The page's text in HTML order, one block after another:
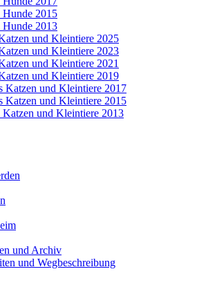
2015
2013
und Kleintiere 2025
und Kleintiere 2023
und Kleintiere 2021
und Kleintiere 2019
Katzen und Kleintiere 2017
Katzen und Kleintiere 2015
und Kleintiere 2013
und Archiv
und Wegbeschreibung